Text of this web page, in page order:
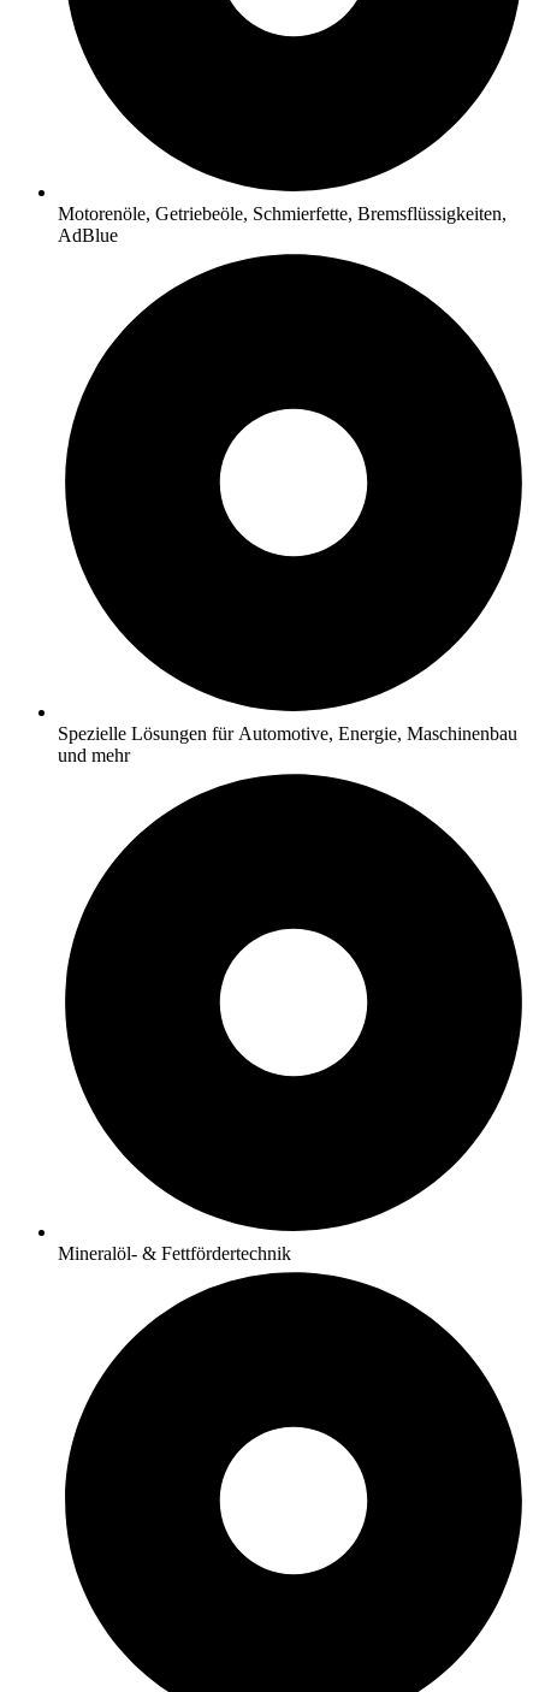
Motorenöle, Getriebeöle, Schmierfette, Bremsflüssigkeiten,
AdBlue
Spezielle Lösungen für Automotive, Energie, Maschinenbau
und mehr
Mineralöl- & Fettfördertechnik